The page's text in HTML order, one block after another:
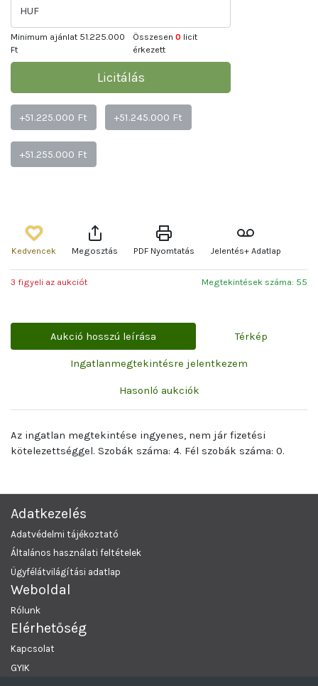
HUF
Minimum ajánlat 51.225.000
Ft
Összesen 0 licit
érkezett
Licitálás
+51.225.000 Ft +51.245.000 Ft
+51.255.000 Ft
Kedvencek Megosztás PDF Nyomtatás Jelentés+ Adatlap
3 figyeli az aukciót Megtekintések száma: 55
Aukció hosszú leírása Térkép
Ingatlanmegtekintésre jelentkezem
Hasonló aukciók
Az ingatlan megtekintése ingyenes, nem jár fizetési
kötelezettséggel. Szobák száma: 4. Fél szobák száma: 0.
Adatkezelés
Adatvédelmi tájékoztató
Általános használati feltételek
Ügyfélátvilágítási adatlap
Weboldal
Rólunk
Elérhetőség
Kapcsolat
GYIK